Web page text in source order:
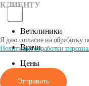
КЛИЕНТУ
Ветклиники
Врачи
Цены
Акции
Я даю согласие на обработку
Политикой обработки
Отправить